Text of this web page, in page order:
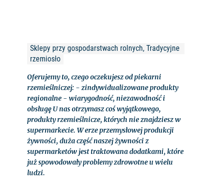
Sklepy przy gospodarstwach rolnych, Tradycyjne
rzemiosło
Oferujemy to, czego oczekujesz od piekarni
rzemieślniczej: - zindywidualizowane produkty
regionalne - wiarygodność, niezawodność i
obsługę U nas otrzymasz coś wyjątkowego,
produkty rzemieślnicze, których nie znajdziesz w
supermarkecie. W erze przemysłowej produkcji
żywności, duża część naszej żywności z
supermarketów jest traktowana dodatkami, które
już spowodowały problemy zdrowotne u wielu
ludzi.